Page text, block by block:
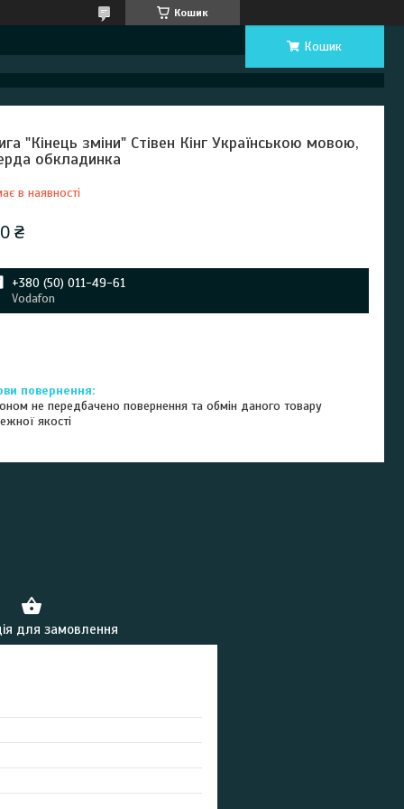
Кошик
Кошик
"Кінець зміни" Стівен Кінг Українською мовою,
обкладинка
в наявності
₴
+380 (50) 011-49-61
Vodafon
не передбачено повернення та обмін даного товару
якості
для замовлення